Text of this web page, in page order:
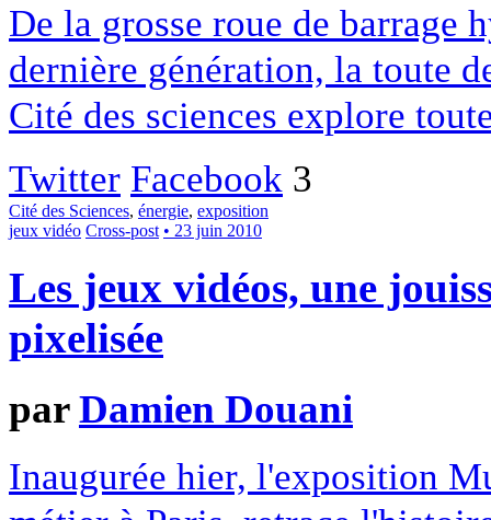
De la grosse roue de barrage
dernière génération, la toute
Cité des sciences explore
Twitter Facebook 3
Cité des Sciences, énergie, exposition
jeux vidéo Cross-post • 23 juin 2010
Les jeux vidéos, une
pixelisée
parDamien Douani
Inaugurée hier, l'exposition